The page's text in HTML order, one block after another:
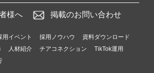
様へ 掲載のお問い合わせ
用イベント 採用ノウハウ
資料ダウンロード
人材紹介 チアコネクション
TikTok運用